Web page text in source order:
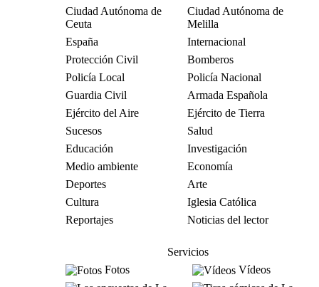
Ciudad Autónoma de
Ceuta
Ciudad Autónoma de
Melilla
España
Internacional
Protección Civil
Bomberos
Policía Local
Policía Nacional
Guardia Civil
Armada Española
Ejército del Aire
Ejército de Tierra
Sucesos
Salud
Educación
Investigación
Medio ambiente
Economía
Deportes
Arte
Cultura
Iglesia Católica
Reportajes
Noticias del lector
Servicios
Fotos
Vídeos